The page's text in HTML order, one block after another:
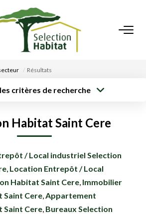
ACCUEIL
VOTRE RECHERCHE
REJOINDRE
CONTACT
Résultats
critères de recherche
Créer une
Habitat Saint Cere
/ Local industriel Selection
Location Entrepôt / Local
Habitat Saint Cere Immobilier
Saint Cere Appartement
Saint Cere Bureaux Selection